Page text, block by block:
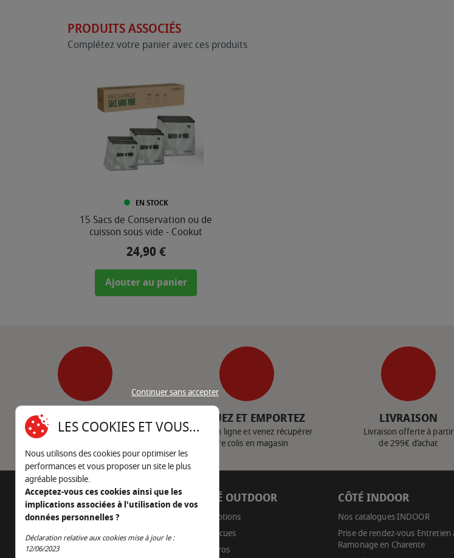
PRODUITS ASSOCIÉS
Complétez votre panier avec ces produits
EN STOCK
15 Sacs de Conservation ou de
cuisson sous vide - Cookut
Prix
24,90 €
Ajouter au panier
SERVICE CLIENT
Nous contacter
CLIQUEZ ET EMPORTEZ
Achetez en ligne et venez récupérer
votre colis en magasin
LIVRAISON
Livraison offerte à partir
de 299€ d’achat
AUTOUR DU FEU
05 45 22 98 09
Nous envoyer un e-mail
CÔTÉ OUTDOOR
Promotions
Barbecues
Braseros
CÔTÉ INDOOR
Nos catalogues INDOOR
Prise de rendez-vous Entretien
Ramonage en Charente
Continuer sans accepter
LES COOKIES ET VOUS...
Nous utilisons des cookies pour optimiser les
performances et vous proposer un site le plus
agréable possible.
Acceptez-vous ces cookies ainsi que les
implications associées à l'utilisation de vos
données personnelles ?
Déclaration relative aux cookies mise à jour le :
12/06/2023